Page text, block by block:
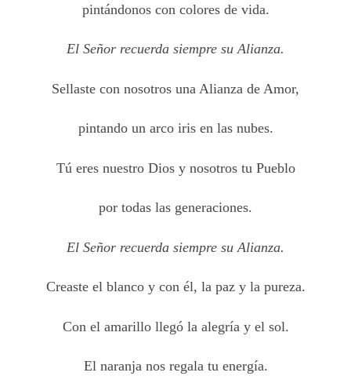
pintándonos con colores de vida.
El Señor recuerda siempre su Alianza.
Sellaste con nosotros una Alianza de Amor,
pintando un arco iris en las nubes.
Tú eres nuestro Dios y nosotros tu Pueblo
por todas las generaciones.
El Señor recuerda siempre su Alianza.
Creaste el blanco y con él, la paz y la pureza.
Con el amarillo llegó la alegría y el sol.
El naranja nos regala tu energía.